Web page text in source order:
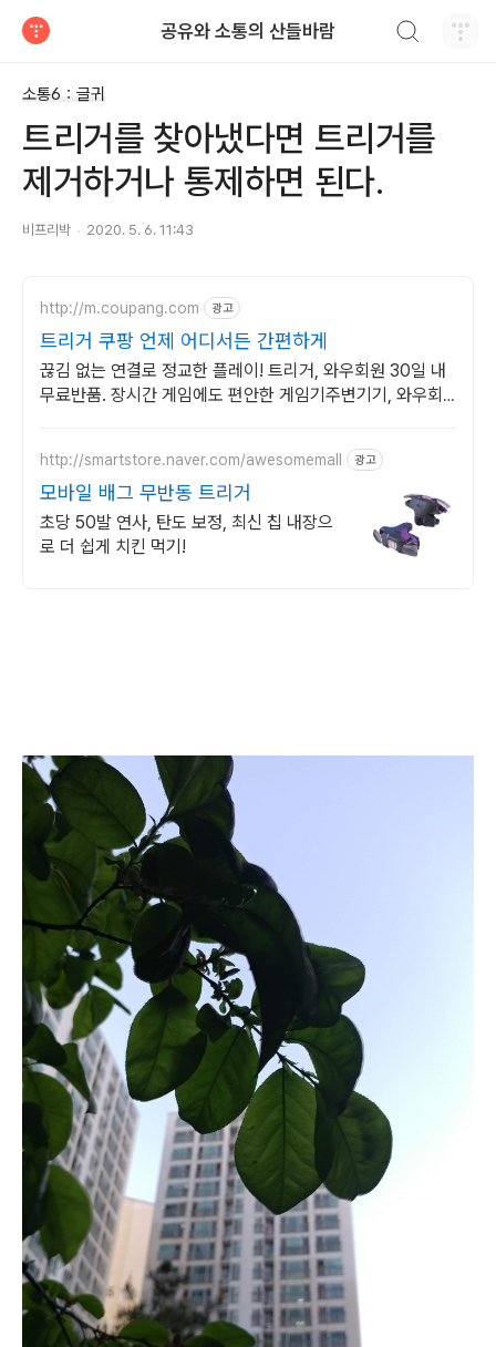
공유와 소통의 산들바람
소통6：글귀
트리거를 찾아냈다면 트리거를
제거하거나 통제하면 된다.
비프리박 2020. 5. 6. 11:43
http://m.coupang.com 광고
트리거 쿠팡 언제 어디서든 간편하게
끊김 없는 연결로 정교한 플레이! 트리거, 와우회원 30일 내
무료반품. 장시간 게임에도 편안한 게임기주변기기, 와우회
http://smartstore.naver.com/awesomemall 광고
모바일 배그 무반동 트리거
초당 50발 연사, 탄도 보정, 최신 칩 내장으
로 더 쉽게 치킨 먹기!